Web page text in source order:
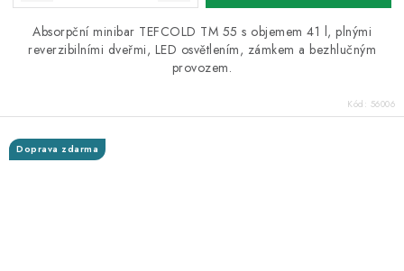
Absorpční minibar TEFCOLD TM 55 s objemem 41 l, plnými
reverzibilními dveřmi, LED osvětlením, zámkem a bezhlučným
provozem.
Kód: 56006
Doprava zdarma